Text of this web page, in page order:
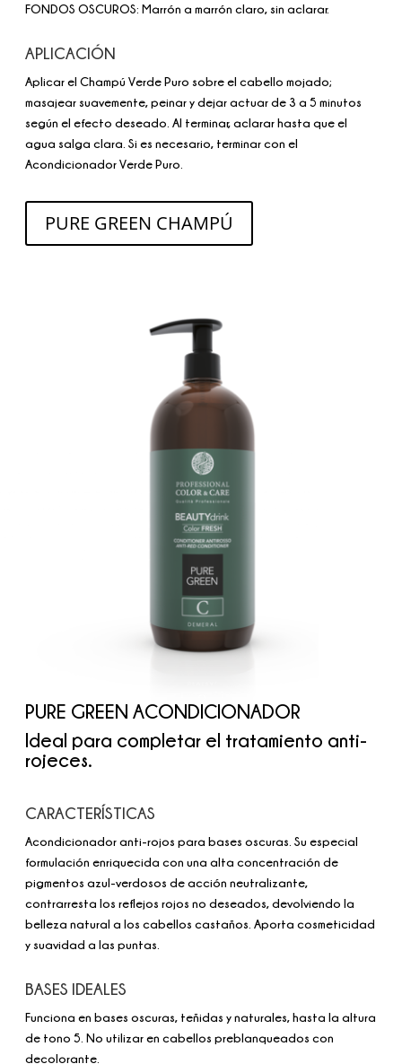
FONDOS OSCUROS: Marrón a marrón claro, sin aclarar.
APLICACIÓN
Aplicar el Champú Verde Puro sobre el cabello mojado;
masajear suavemente, peinar y dejar actuar de 3 a 5 minutos
según el efecto deseado. Al terminar, aclarar hasta que el
agua salga clara. Si es necesario, terminar con el
Acondicionador Verde Puro.
PURE GREEN CHAMPÚ
PURE GREEN ACONDICIONADOR
Ideal para completar el tratamiento anti-
rojeces.
CARACTERÍSTICAS
Acondicionador anti-rojos para bases oscuras. Su especial
formulación enriquecida con una alta concentración de
pigmentos azul-verdosos de acción neutralizante,
contrarresta los reflejos rojos no deseados, devolviendo la
belleza natural a los cabellos castaños. Aporta cosmeticidad
y suavidad a las puntas.
BASES IDEALES
Funciona en bases oscuras, teñidas y naturales, hasta la altura
de tono 5. No utilizar en cabellos preblanqueados con
decolorante.